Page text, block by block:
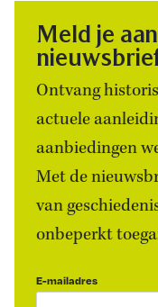
Meld je
Ontvang
actuele
aanbiedingen
Met de
van
onbeperkt
E-mailadres